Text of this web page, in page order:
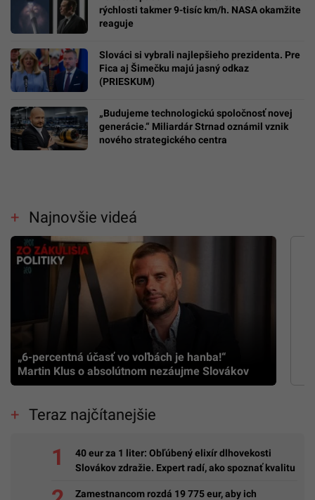
rýchlosti takmer 9-tisíc km/h. NASA okamžite
reaguje
Slováci si vybrali najlepšieho prezidenta. Pre
Fica aj Šimečku majú jasný odkaz
(PRIESKUM)
„Budujeme technologickú spoločnosť novej
generácie.“ Miliardár Strnad oznámil vznik
nového strategického centra
Najnovšie videá
„6-percentná účasť vo voľbách je hanba!“
Martin Klus o absolútnom nezáujme Slovákov
Teraz najčítanejšie
40 eur za 1 liter: Obľúbený elixír dlhovekosti
Slovákov zdražie. Expert radí, ako spoznať kvalitu
Zamestnancom rozdá 19 775 eur, aby ich